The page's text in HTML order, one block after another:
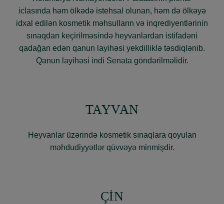
iclasında həm ölkədə istehsal olunan, həm də ölkəyə
idxal edilən kosmetik məhsulların və inqrediyentlərinin
sınaqdan keçirilməsində heyvanlardan istifadəni
qadağan edən qanun layihəsi yekdilliklə təsdiqlənib.
Qanun layihəsi indi Senata göndərilməlidir.
TAYVAN
Heyvanlar üzərində kosmetik sınaqlara qoyulan
məhdudiyyətlər qüvvəyə minmişdir.
ÇİN